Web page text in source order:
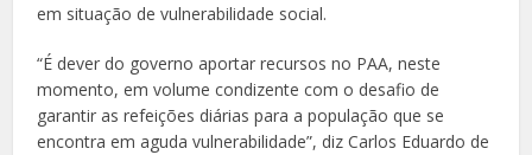
em situação de vulnerabilidade social.
“É dever do governo aportar recursos no PAA, neste
momento, em volume condizente com o desafio de
garantir as refeições diárias para a população que se
encontra em aguda vulnerabilidade”, diz Carlos Eduardo de